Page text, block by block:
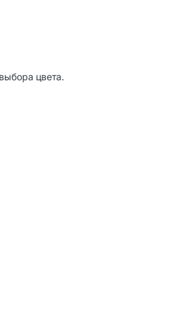
цвета.